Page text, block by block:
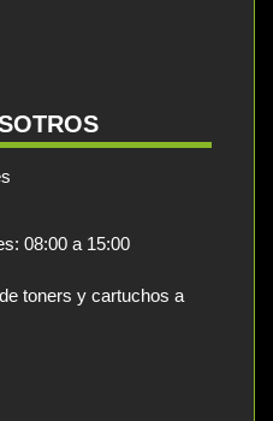
08:00 a 15:00
toners y cartuchos a